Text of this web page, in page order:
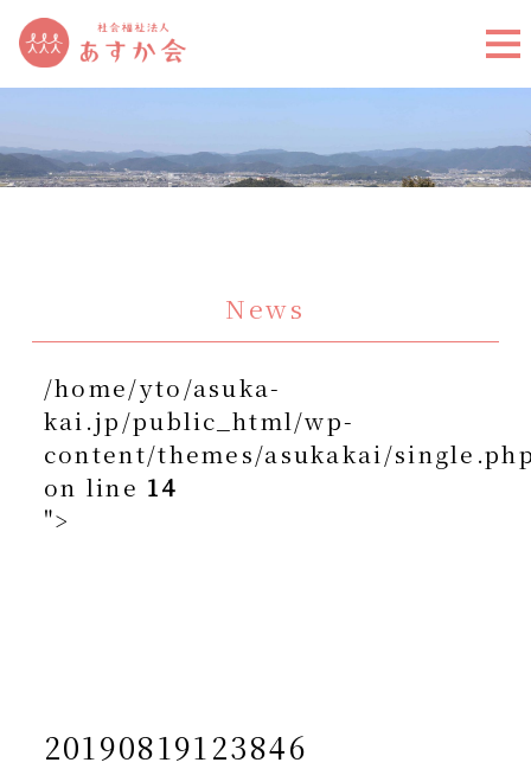
News
/home/yto/asuka-
kai.jp/public_html/wp-
content/themes/asukakai/
on line 14
">
20190819123846